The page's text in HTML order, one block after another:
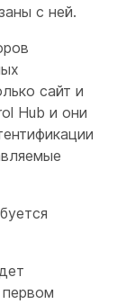
с ней.
сайт и
Hub и они